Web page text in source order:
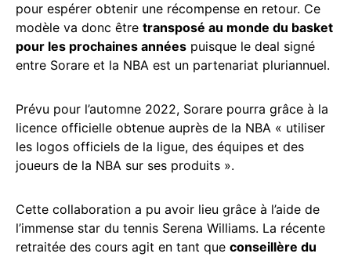
pour espérer obtenir une récompense en retour. Ce
modèle va donc être transposé au monde du basket
pour les prochaines années puisque le deal signé
entre Sorare et la NBA est un partenariat pluriannuel.
Prévu pour l’automne 2022, Sorare pourra grâce à la
licence officielle obtenue auprès de la NBA « utiliser
les logos officiels de la ligue, des équipes et des
joueurs de la NBA sur ses produits ».
Cette collaboration a pu avoir lieu grâce à l’aide de
l’immense star du tennis Serena Williams. La récente
retraitée des cours agit en tant que conseillère du